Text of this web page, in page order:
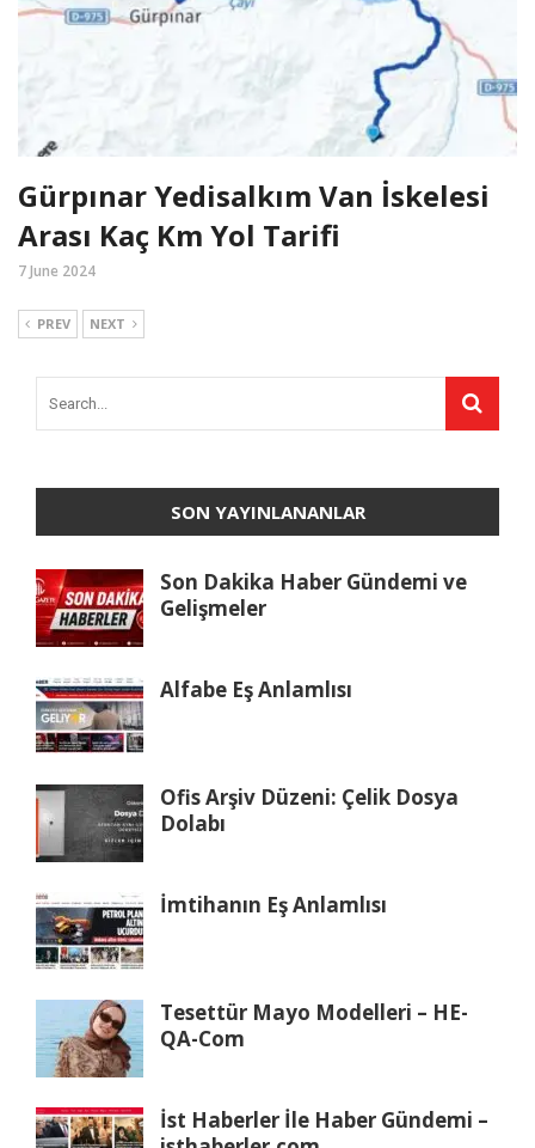
Gürpınar Yedisalkım Van İskelesi
Arası Kaç Km Yol Tarifi
7 June 2024
PREV NEXT
SON YAYINLANANLAR
Son Dakika Haber Gündemi ve
Gelişmeler
Alfabe Eş Anlamlısı
Ofis Arşiv Düzeni: Çelik Dosya
Dolabı
İmtihanın Eş Anlamlısı
Tesettür Mayo Modelleri – HE-
QA-Com
İst Haberler İle Haber Gündemi –